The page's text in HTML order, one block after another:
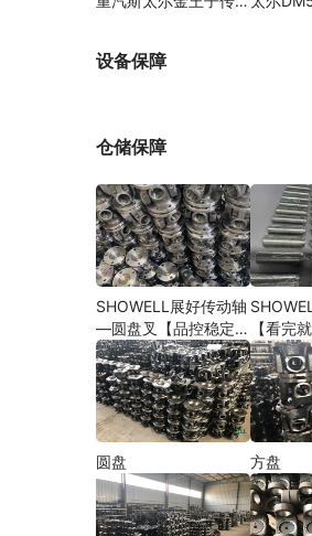
设备保障
仓储保障
SHOWELL展好传动轴
—圆盘叉【品控稳定，
精密加工】
【看完
圆盘 方盘